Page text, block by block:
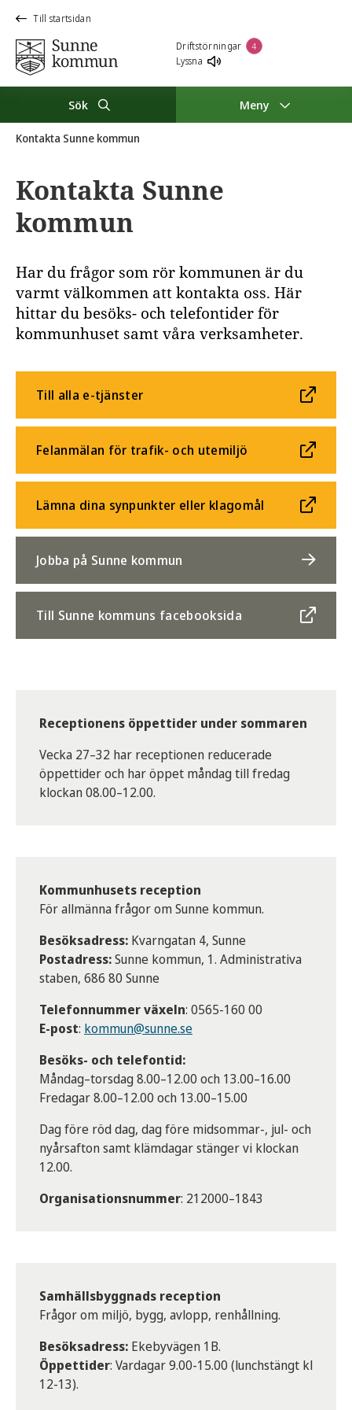
Till startsidan
Driftstörningar 4
Lyssna
Sök Meny
Kontakta Sunne kommun
Kontakta Sunne
kommun
Har du frågor som rör kommunen är du
varmt välkommen att kontakta oss. Här
hittar du besöks- och telefontider för
kommunhuset samt våra verksamheter.
Till alla e-tjänster
Felanmälan för trafik- och utemiljö
Lämna dina synpunkter eller klagomål
Jobba på Sunne kommun
Till Sunne kommuns facebooksida
Receptionens öppettider under sommaren
Vecka 27–32 har receptionen reducerade
öppettider och har öppet måndag till fredag
klockan 08.00–12.00.
Kommunhusets reception
För allmänna frågor om Sunne kommun.
Besöksadress: Kvarngatan 4, Sunne
Postadress:Sunne kommun, 1. Administrativa
staben, 686 80 Sunne
Telefonnummer växeln: 0565-160 00
E-post: kommun@sunne.se
Besöks- och telefontid:
Måndag–torsdag 8.00–12.00 och 13.00–16.00
Fredagar 8.00–12.00 och 13.00–15.00
Dag före röd dag, dag före midsommar-, jul- och
nyårsafton samt klämdagar stänger vi klockan
12.00.
Organisationsnummer: 212000–1843
Samhällsbyggnads reception
Frågor om miljö, bygg, avlopp, renhållning.
Besöksadress: Ekebyvägen 1B.
Öppettider: Vardagar 9.00-15.00 (lunchstängt kl
12-13).